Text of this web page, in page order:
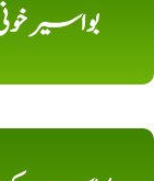
بواسیر